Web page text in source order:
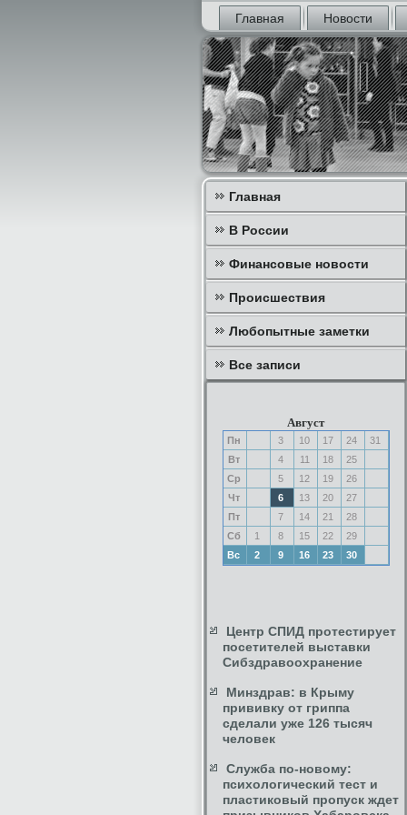
Главная Новости
Главная
В России
Финансовые новости
Происшествия
Любопытные заметки
Все записи
Август
Пн 3 10 17 24
31
Вт
4 11 18
25
Ср
5 12 19
26
Чт
6 13 20
27
Пт
7 14 21
28
Сб
1 8 15 22
29
Вс
2 9 16 23 30
Центр СПИД протестирует
посетителей выставки
Сибздравоохранение
Минздрав: в Крыму
прививку от гриппа
сделали уже 126 тысяч
человек
Служба по-новому:
психологический тест и
пластиковый пропуск ждет